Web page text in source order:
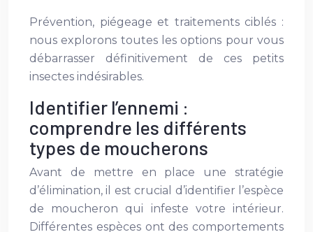
Prévention, piégeage et traitements ciblés :
nous explorons toutes les options pour vous
débarrasser définitivement de ces petits
insectes indésirables.
Identifier l’ennemi :
comprendre les différents
types de moucherons
Avant de mettre en place une stratégie
d’élimination, il est crucial d’identifier l’espèce
de moucheron qui infeste votre intérieur.
Différentes espèces ont des comportements